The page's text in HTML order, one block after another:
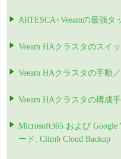
ARTESCA+Veeamの最強タ
Veeam HAクラスタのスイ
Veeam HAクラスタの手動
Veeam HAクラスタの構成
Microsoft365 および
ード: Climb Cloud Backup